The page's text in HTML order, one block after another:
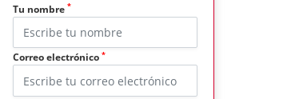
Tu nombre *
Correo electrónico *